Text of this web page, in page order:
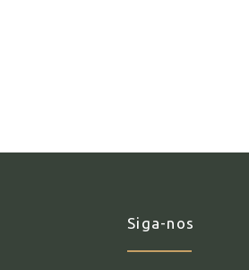
Siga-nos